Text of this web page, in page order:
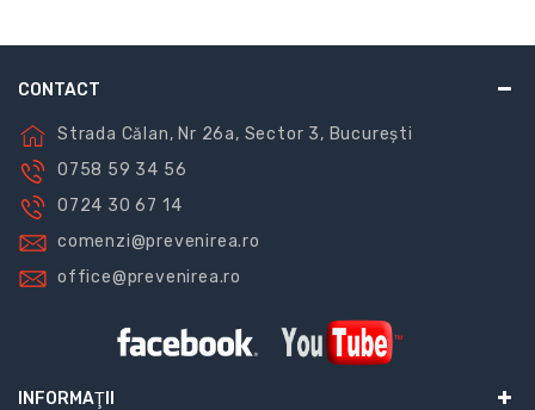
CONTACT
Strada Călan, Nr 26a, Sector 3, București
0758 59 34 56
0724 30 67 14
comenzi@prevenirea.ro
office@prevenirea.ro
INFORMAŢII